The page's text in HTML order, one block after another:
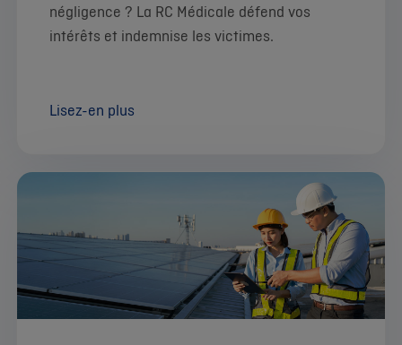
négligence ? La RC Médicale défend vos
intérêts et indemnise les victimes.
Lisez-en plus